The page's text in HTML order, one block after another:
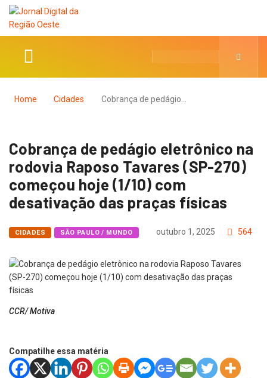
Home Cidades Cobrança de pedágio…
Cobrança de pedágio eletrônico na
rodovia Raposo Tavares (SP-270)
começou hoje (1/10) com
desativação das praças físicas
CIDADES SÃO PAULO / MUNDO outubro 1, 2025 564
CCR/ Motiva
Compatilhe essa matéria